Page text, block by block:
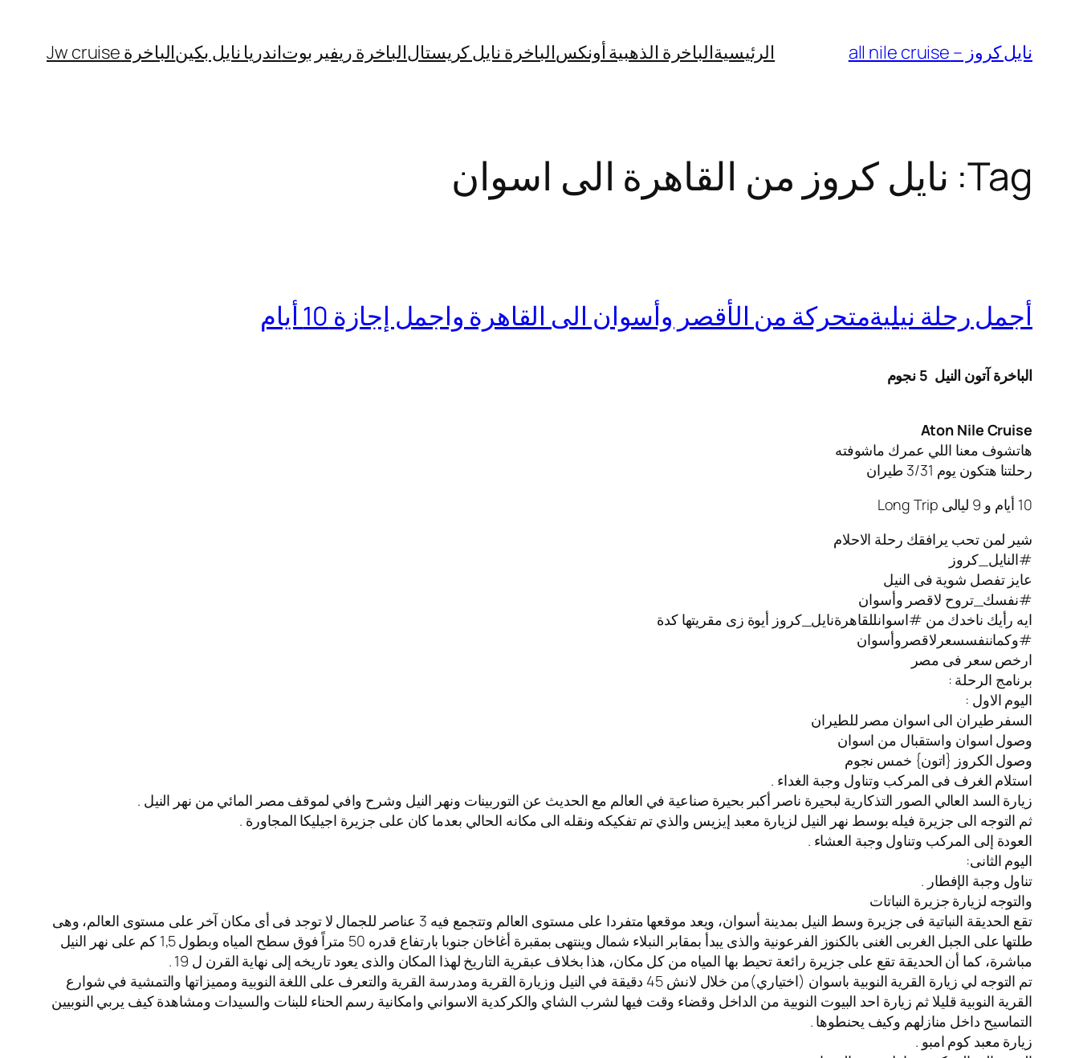
content
نايل كروز – all nile cruise الرئيسيةالباخرة الذهبية أونكسالباخرة نايل كريستالالباخرة ريفير بوتاندريا نايل بكينالباخرة Jw cruise
Tag: نايل كروز من القاهرة الى اسوان
أجمل رحلة نيليةمتحركة من الأقصر وأسوان الى القاهرة واجمل إجازة 10 أيام
الباخرة آتون النيل
Aton Nile Cruise
هاتشوف معنا اللي عمرك ماشوفته
رحلتنا هتكون يوم 3/31 طيران
10 أيام و 9 ليالى Long Trip
شير لمن تحب يرافقك رحلة الاحلام
#النايل_كروز
عايز تفصل شوية فى النيل
#نفسك_تروح لاقصر وأسوان
ايه رأيك ناخدك من #اسوانللقاهرةنايل_كروز أيوة زى مقريتها كدة
#وكماننفسسعرلاقصروأسوان
ارخص سعر فى مصر
برنامج الرحلة :
اليوم الاول :
السفر طيران الى اسوان مصر للطيران
️وصول اسوان واستقبال من اسوان
️وصول الكروز {اتون} خمس نجوم
استلام الغرف فى المركب وتناول وجبة الغداء .
زيارة السد العالي الصور التذكارية لبحيرة ناصر أكبر بحيرة صناعية في العالم مع الحديث عن التوربينات ونهر النيل وشرح وافي لموقف مصر المائي من نهر النيل .
ثم التوجه الى جزيرة فيله بوسط نهر النيل لزيارة معبد إيزيس والذي تم تفكيكه ونقله الى مكانه الحالي بعدما كان على جزيرة اجيليكا المجاورة .
العودة إلى المركب وتناول وجبة العشاء .
اليوم الثانى:
تناول وجبة الإفطار .
والتوجه لزيارة جزيرة النباتات
تقع الحديقة النباتية فى جزيرة وسط النيل بمدينة أسوان، ويعد موقعها متفردا على مستوى العالم وتتجمع فيه 3 عناصر للجمال لا توجد فى أى مكان آخر على مستوى العالم، وهى
طلتها على الجبل الغربى الغنى بالكنوز الفرعونية والذى يبدأ بمقابر النبلاء شمال وينتهى بمقبرة أغاخان جنوبا بارتفاع قدره 50 متراً فوق سطح المياه وبطول 1,5 كم على نهر النيل
مباشرة، كما أن الحديقة تقع على جزيرة رائعة تحيط بها المياه من كل مكان، هذا بخلاف عبقرية التاريخ لهذا المكان والذى يعود تاريخه إلى نهاية القرن ل 19 .
تم التوجه لي زيارة القرية النوبية باسوان (اختياري)من خلال لانش 45 دقيقة في النيل وزيارة القرية ومدرسة القرية والتعرف على اللغة النوبية ومميزاتها والتمشية في شوارع
القرية النوبية قليلا ثم زيارة احد البيوت النوبية من الداخل وقضاء وقت فيها لشرب الشاي والكركدية الاسواني وامكانية رسم الحناء للبنات والسيدات ومشاهدة كيف يربي النوبيين
التماسيح داخل منازلهم وكيف يحنطوها .
زيارة معبد كوم امبو .